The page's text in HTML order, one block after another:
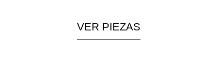
VER PIEZAS